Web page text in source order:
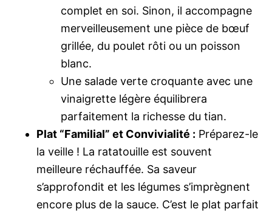
complet en soi. Sinon, il accompagne
merveilleusement une pièce de bœuf
grillée, du poulet rôti ou un poisson
blanc.
Une salade verte croquante avec une
vinaigrette légère équilibrera
parfaitement la richesse du tian.
Plat “Familial” et Convivialité : Préparez-le
la veille ! La ratatouille est souvent
meilleure réchauffée. Sa saveur
s’approfondit et les légumes s’imprègnent
encore plus de la sauce. C’est le plat parfait